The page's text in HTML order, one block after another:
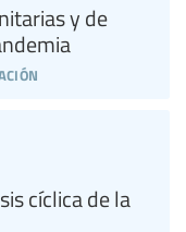
y de
cíclica de la